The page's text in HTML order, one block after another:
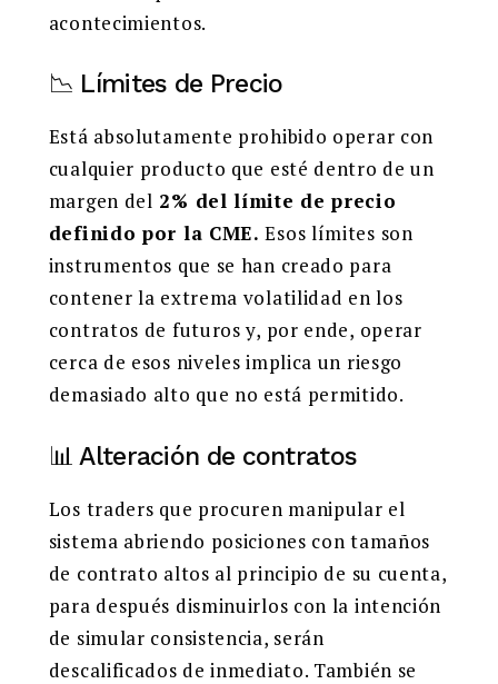
acontecimientos.
📉 Límites de Precio
Está absolutamente prohibido operar con
cualquier producto que esté dentro de un
margen del 2% del límite de precio
definido por la CME.Esos límites son
instrumentos que se han creado para
contener la extrema volatilidad en los
contratos de futuros y, por ende, operar
cerca de esos niveles implica un riesgo
demasiado alto que no está permitido.
📊 Alteración de contratos
Los traders que procuren manipular el
sistema abriendo posiciones con tamaños
de contrato altos al principio de su cuenta,
para después disminuirlos con la intención
de simular consistencia, serán
descalificados de inmediato. También se